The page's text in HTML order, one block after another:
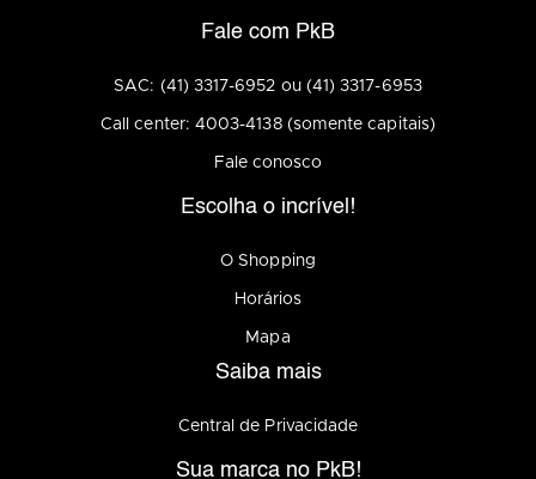
Fale com PkB
SAC: (41) 3317-6952 ou (41) 3317-6953
Call center: 4003-4138 (somente capitais)
Fale conosco
Escolha o incrível!
O Shopping
Horários
Mapa
Saiba mais
Central de Privacidade
Sua marca no PkB!